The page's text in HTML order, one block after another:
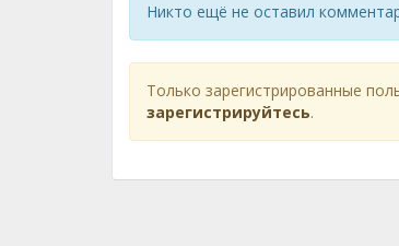
Никто ещё не оставил
Только зарегистрированные
зарегистрируйтесь.